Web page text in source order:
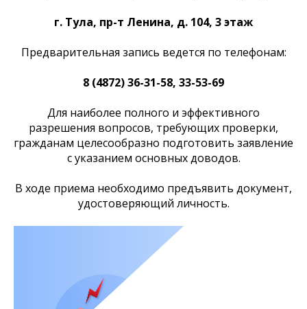
г. Тула, пр-т Ленина, д. 104, 3 этаж
Предварительная запись ведется по телефонам:
8 (4872) 36-31-58, 33-53-69
Для наиболее полного и эффективного
разрешения вопросов, требующих проверки,
гражданам целесообразно подготовить заявление
с указанием основных доводов.
В ходе приема необходимо предъявить документ,
удостоверяющий личность.